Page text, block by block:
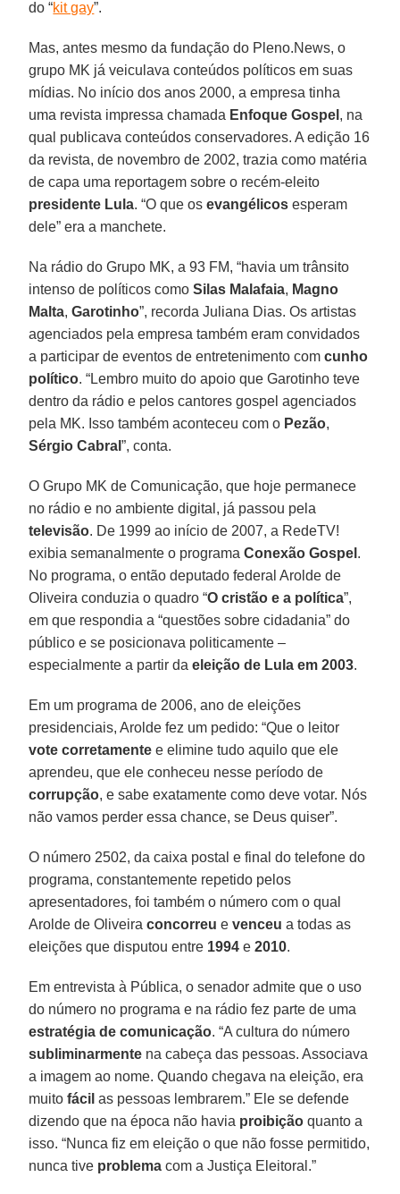
do “kit gay”.
Mas, antes mesmo da fundação do Pleno.News, o
grupo MK já veiculava conteúdos políticos em suas
mídias. No início dos anos 2000, a empresa tinha
uma revista impressa chamada Enfoque Gospel , na
qual publicava conteúdos conservadores. A edição 16
da revista, de novembro de 2002, trazia como matéria
de capa uma reportagem sobre o recém-eleito
presidente Lula. “O que osevangélicos esperam
dele” era a manchete.
Na rádio do Grupo MK, a 93 FM, “havia um trânsito
intenso de políticos comoSilas Malafaia, Magno
Malta,Garotinho”, recorda Juliana Dias. Os artistas
agenciados pela empresa também eram convidados
a participar de eventos de entretenimento com cunho
político. “Lembro muito do apoio que Garotinho teve
dentro da rádio e pelos cantores gospel agenciados
pela MK. Isso também aconteceu com o Pezão,
Sérgio Cabral”, conta.
O Grupo MK de Comunicação, que hoje permanece
no rádio e no ambiente digital, já passou pela
televisão. De 1999 ao início de 2007, a RedeTV!
exibia semanalmente o programaConexão Gospel .
No programa, o então deputado federal Arolde de
Oliveira conduzia o quadro “O cristão e a política”,
em que respondia a “questões sobre cidadania” do
público e se posicionava politicamente –
especialmente a partir daeleição de Lula em 2003.
Em um programa de 2006, ano de eleições
presidenciais, Arolde fez um pedido: “Que o leitor
vote corretamente e elimine tudo aquilo que ele
aprendeu, que ele conheceu nesse período de
corrupção, e sabe exatamente como deve votar. Nós
não vamos perder essa chance, se Deus quiser”.
O número 2502, da caixa postal e final do telefone do
programa, constantemente repetido pelos
apresentadores, foi também o número com o qual
Arolde de Oliveiraconcorreu evenceu a todas as
eleições que disputou entre 1994 e2010.
Em entrevista à Pública, o senador admite que o uso
do número no programa e na rádio fez parte de uma
estratégia de comunicação. “A cultura do número
subliminarmente na cabeça das pessoas. Associava
a imagem ao nome. Quando chegava na eleição, era
muitofácil as pessoas lembrarem.” Ele se defende
dizendo que na época não havia proibição quanto a
isso. “Nunca fiz em eleição o que não fosse permitido,
nunca tive problema com a Justiça Eleitoral.”